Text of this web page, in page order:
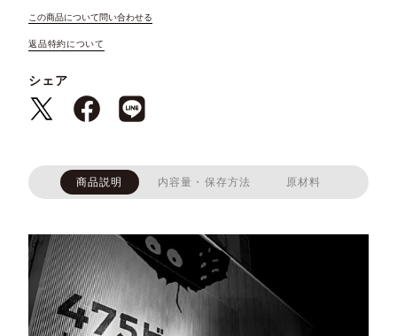
この商品について問い合わせる
返品特約について
シェア
商品説明 内容量・保存方法 原材料